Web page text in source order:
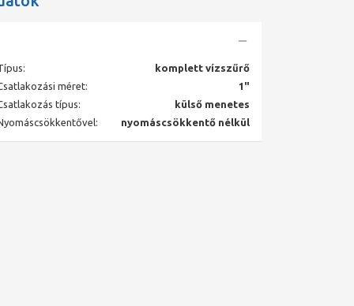
komplett vízszűrő
méret:
1"
típus:
külső menetes
nyomáscsökkentő nélkül